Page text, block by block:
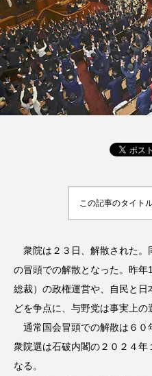
この記事のタイト
衆院は２３日、解散された。
の冒頭での解散となった。昨
総裁）の政権運営や、自民と
どを争点に、与野党は事実上の
通常国会冒頭での解散は６０
衆院選は石破内閣の２０２４年
なる。